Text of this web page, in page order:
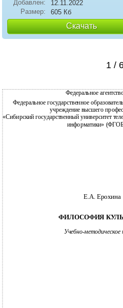
Добавлен:
12.11.2022
Размер:
605 Кб
Скачать
1 /
Федеральное
Федеральное государственное
учреждение высшего
«Сибирский государственный университет
информатики»
Е.А. Ерохина
ФИЛОСОФИЯ
Учебно-методическое